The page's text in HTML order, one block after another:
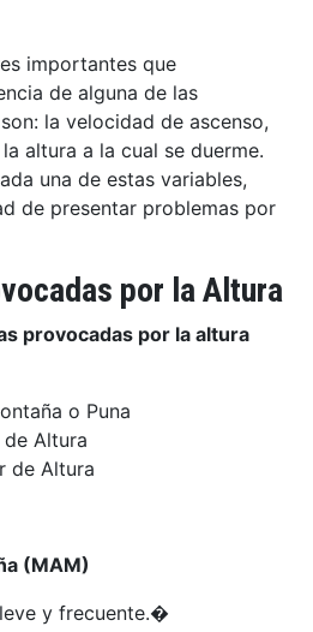
importantes que
de alguna de las
la velocidad de ascenso,
altura a la cual se duerme.
una de estas variables,
de presentar problemas por
por la Altura
provocadas por la altura
o Puna
de Altura
de Altura
(MAM)
y frecuente.�